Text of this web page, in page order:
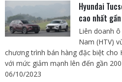
Hyundai
cao nhất
Liên doanh
Nam (HTV)
chương trình bán hàng đặc biệt cho
với mức giảm mạnh lên đến gần 200
06/10/2023